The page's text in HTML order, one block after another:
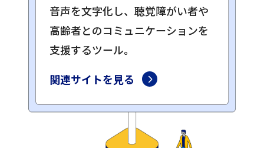
音声を文字化し、聴覚障がい者や
高齢者とのコミュニケーションを
支援するツール。
関連サイトを見る